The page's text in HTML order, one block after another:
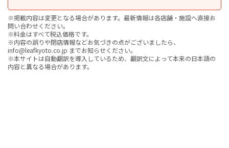
※掲載内容は変更となる場合があります。最新情報は各店舗・施設へ直接お
問い合わせください。
※料金はすべて税込価格です。
※内容の誤りや閉店情報などお気づきの点がございましたら、
info@leafkyoto.co.jp までお知らせください。
※本サイトは自動翻訳を導入しているため、翻訳文によって本来の日本語の
内容と異なる場合があります。